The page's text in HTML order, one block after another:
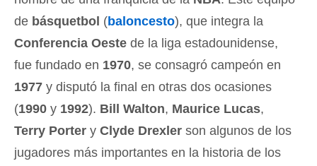
de básquetbol (baloncesto), que integra la
Conferencia Oeste de la liga estadounidense,
fue fundado en 1970, se consagró campeón en
1977 y disputó la final en otras dos ocasiones
(1990 y 1992). Bill Walton, Maurice Lucas,
Terry Porter y Clyde Drexler son algunos de los
jugadores más importantes en la historia de los